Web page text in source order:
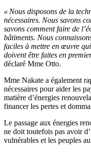
« Nous disposons de la
nécessaires. Nous savons
savons comment faire de
bâtiments. Nous
faciles à mettre en œuvre
doivent être faites en
déclaré Mme Otto.
Mme Nakate a également
nécessaires pour aider les
matière d’énergies
financer les pertes et
Le passage aux énergies
ne doit toutefois pas avoir
vulnérables et les peuples